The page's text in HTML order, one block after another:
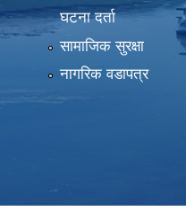
घटना दर्ता
सामाजिक सुरक्षा
नागरिक वडापत्र